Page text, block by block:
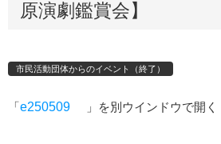
原演劇鑑賞会】
市民活動団体からのイベント（終了）
「e250509 」を別ウインドウで開く